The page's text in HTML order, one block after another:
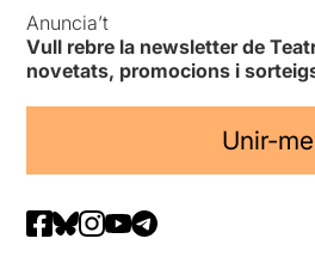
Anuncia’t
Vull rebre la newsletter de
novetats, promocions i
Unir-me